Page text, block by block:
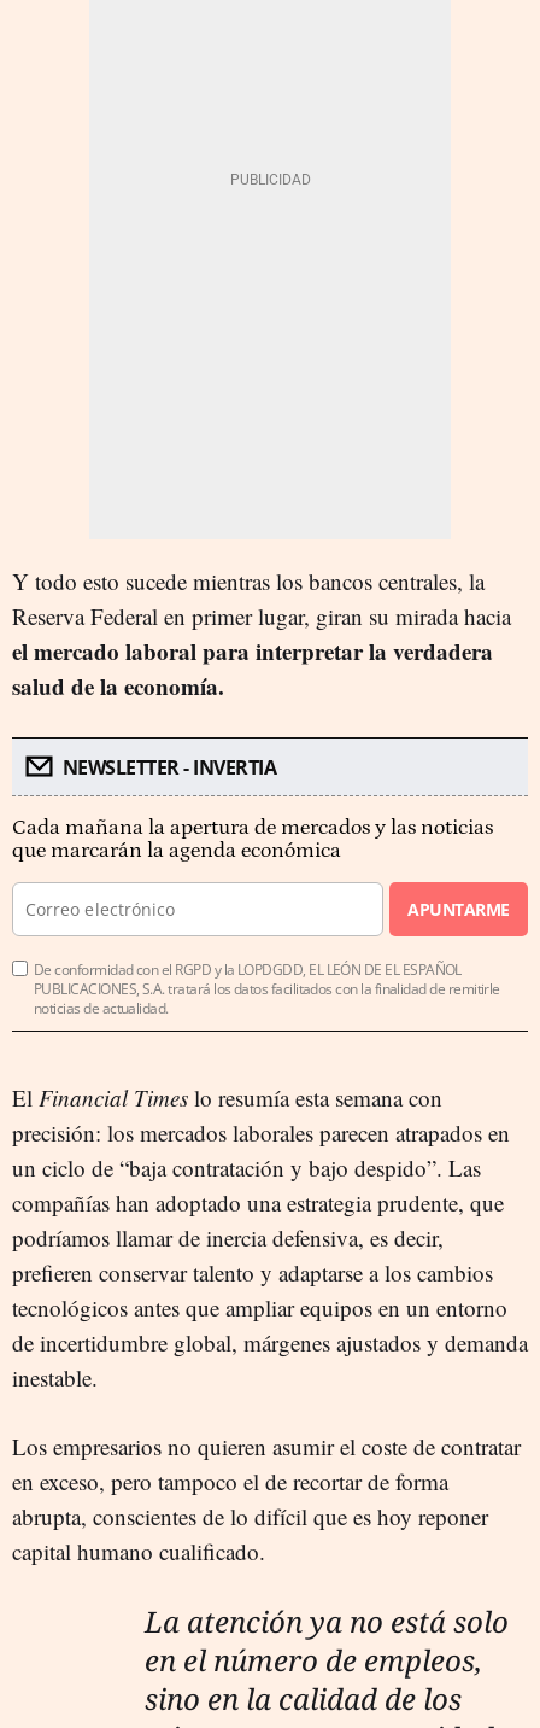
Y todo esto sucede mientras los bancos centrales, la
Reserva Federal en primer lugar, giran su mirada hacia
el mercado laboral para interpretar la verdadera
salud de la economía.
NEWSLETTER - INVERTIA
Cada mañana la apertura de mercados y las noticias
que marcarán la agenda económica
APUNTARME
De conformidad con el RGPD y la LOPDGDD, EL LEÓN DE EL ESPAÑOL
PUBLICACIONES, S.A. tratará los datos facilitados con la finalidad de remitirle
noticias de actualidad.
El Financial Times lo resumía esta semana con
precisión: los mercados laborales parecen atrapados en
un ciclo de “baja contratación y bajo despido”. Las
compañías han adoptado una estrategia prudente, que
podríamos llamar de inercia defensiva, es decir,
prefieren conservar talento y adaptarse a los cambios
tecnológicos antes que ampliar equipos en un entorno
de incertidumbre global, márgenes ajustados y demanda
inestable.
Los empresarios no quieren asumir el coste de contratar
en exceso, pero tampoco el de recortar de forma
abrupta, conscientes de lo difícil que es hoy reponer
capital humano cualificado.
La atención ya no está solo
en el número de empleos,
sino en la calidad de los